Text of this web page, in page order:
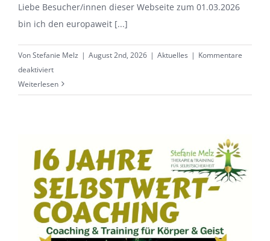
Liebe Besucher/innen dieser Webseite zum 01.03.2026
bin ich den europaweit [...]
VonStefanie Melz | August 2nd, 2026 | Aktuelles | Kommentare
deaktiviertfür
Umzugs
in
Ashram
Weiterlesen